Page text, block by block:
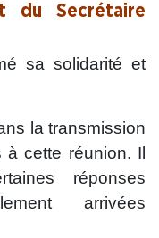
du Secrétaire
sa solidarité et
la transmission
à cette réunion. Il
réponses
arrivées